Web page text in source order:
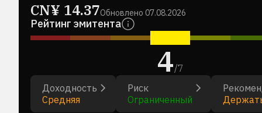
CN¥ 14.37Обновлено 07.08.2026
Рейтинг эмитента
4/7
Доходность
Средняя
Риск
Ограниченный